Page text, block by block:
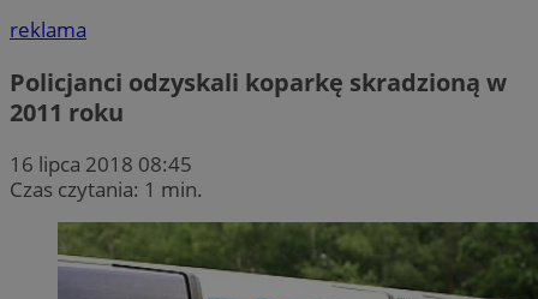
reklama
Policjanci odzyskali koparkę skradzioną w
2011 roku
16 lipca 2018 08:45
Czas czytania: 1 min.